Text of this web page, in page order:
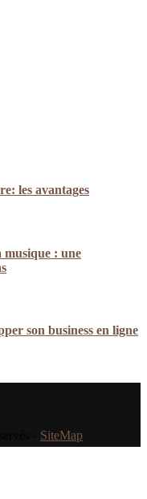
les avantages
: une
son business en ligne
SiteMap